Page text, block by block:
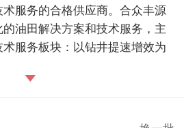
服务的合格供应商。合众丰源
油田解决方案和技术服务，主
服务板块：以钻井提速增效为